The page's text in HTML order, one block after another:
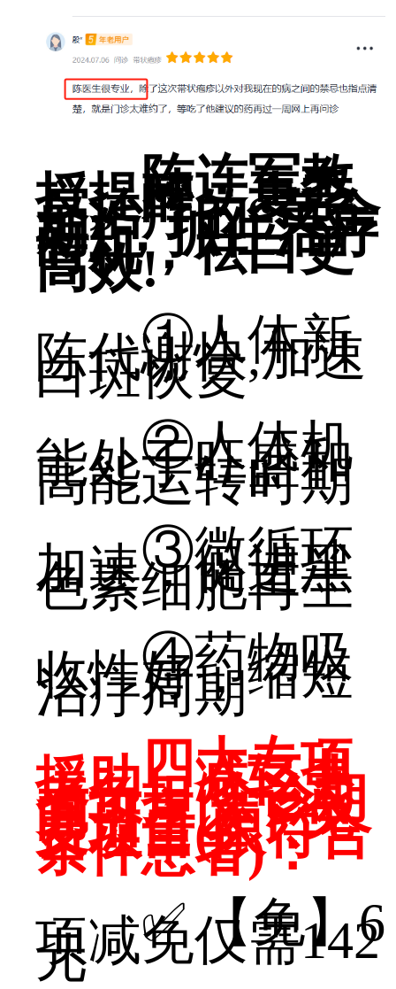
陈连军教
授提醒：夏季
是治疗的“黄金
期”，抓住治疗
时机，祛白更
高效!
①人体新
陈代谢快,加速
白斑恢复
②人体机
能处于旺盛和
高能运转时期
③微循环
加速，促进黑
色素细胞再生
④药物吸
收性好，缩短
治疗周期
四大专项
援助，减轻患
者负担 会诊期
间可享以下免
费项目(限符合
条件患者)：
✅ 【免】6
项减免仅需142
元